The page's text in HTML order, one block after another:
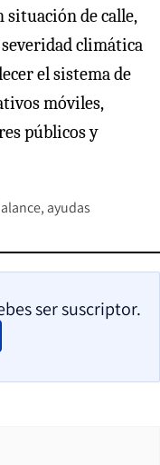
situación de calle,
severidad climática
el sistema de
móviles,
públicos y
ayudas
ser suscriptor.